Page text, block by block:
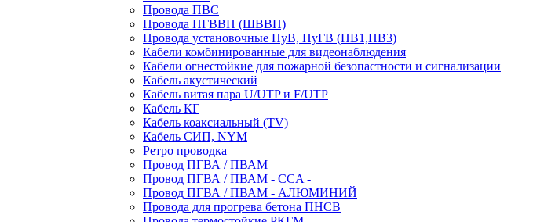
Провода ПВС
Провода ПГВВП (ШВВП)
Провода установочные ПуВ, ПуГВ (ПВ1,ПВ3)
Кабели комбинированные для видеонаблюдения
Кабели огнестойкие для пожарной безопастности и сигнализации
Кабель акустический
Кабель витая пара U/UTP и F/UTP
Кабель КГ
Кабель коаксиальный (TV)
Кабель СИП, NYM
Ретро проводка
Провод ПГВА / ПВАМ
Провод ПГВА / ПВАМ - CCA -
Провод ПГВА / ПВАМ - АЛЮМИНИЙ
Провода для прогрева бетона ПНСВ